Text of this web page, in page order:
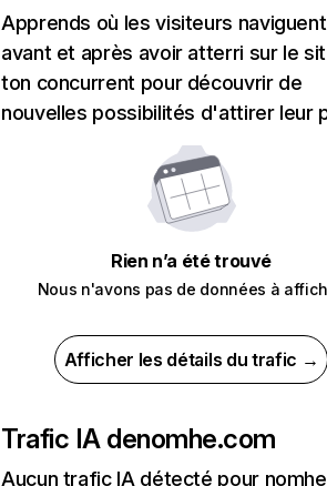
Apprends où les visiteurs naviguent
avant et après avoir atterri sur le
ton concurrent pour découvrir de
nouvelles possibilités d'attirer leur
Rien n’a été trouvé
Nous n'avons pas de données à
Afficher les détails du trafic →
Trafic IA denomhe.com
Aucun trafic IA détecté pour